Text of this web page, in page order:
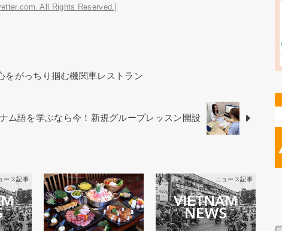
All Rights Reserved.]
をがっちり掴む機関車レストラン
ム語を学ぶなら今！新規グループレッスン開設
ース記事 ニュース記事 ニュース記事